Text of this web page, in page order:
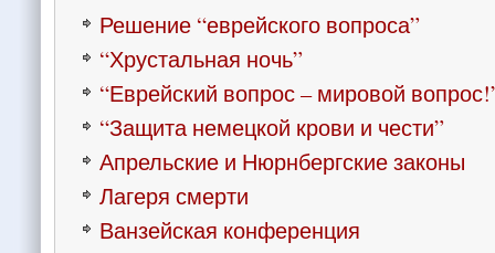
Решение “еврейского вопроса”
“Хрустальная ночь”
“Еврейский вопрос – мировой
“Защита немецкой крови и чести”
Апрельские и Нюрнбергские законы
Лагеря смерти
Ванзейская конференция